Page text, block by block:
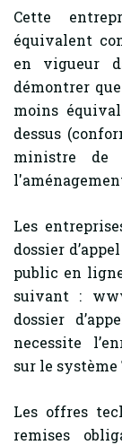
Cette
équivalent
en vigueur
démontrer
moins
dessus
ministre de
Les
dossier
public en
suivant :
dossier
necessite
sur le système
Les offres
remises